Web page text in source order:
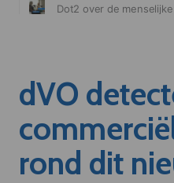
dVO
rond dit